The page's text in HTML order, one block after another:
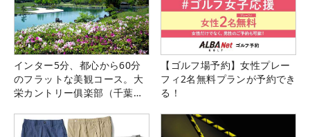
インター5分、都心から60分
のフラットな美観コース。大
栄カントリー俱楽部（千葉
【ゴルフ場予約】女性プレー
フィ2名無料プランが予約でき
る！